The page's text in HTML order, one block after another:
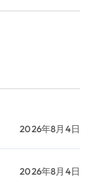
2026年8月4日
2026年8月4日